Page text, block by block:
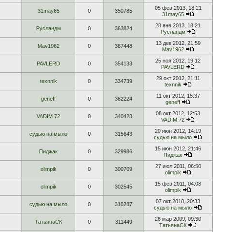
31may65 0 350785
05 фев 2013, 18:21
31may65
Русландм 0 363824
28 янв 2013, 18:21
Русландм
Mav1962 0 367448
13 дек 2012, 21:59
Mav1962
PAVLERD 0 354133
25 ноя 2012, 19:12
PAVLERD
texnnik 0 334739
29 окт 2012, 21:11
texnnik
geneff 0 362224
11 окт 2012, 15:37
geneff
VADIM 72 0 340423
08 окт 2012, 12:53
VADIM 72
судью на мыло 0 315643
20 июн 2012, 14:19
судью на мыло
Пиджак 0 329986
15 июн 2012, 21:46
Пиджак
olimpik 0 300709
27 июл 2011, 06:50
olimpik
olimpik 0 302545
15 фев 2011, 04:08
olimpik
судью на мыло 0 310287
07 окт 2010, 20:33
судью на мыло
ТатьянаСК 0 311449
26 мар 2009, 09:30
ТатьянаСК